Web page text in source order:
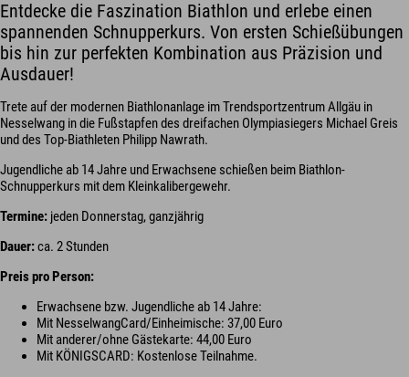
Entdecke die Faszination Biathlon und erlebe einen
spannenden Schnupperkurs. Von ersten Schießübungen
bis hin zur perfekten Kombination aus Präzision und
Ausdauer!
Trete auf der modernen Biathlonanlage im Trendsportzentrum Allgäu in
Nesselwang in die Fußstapfen des dreifachen Olympiasiegers Michael Greis
und des Top-Biathleten Philipp Nawrath.
Jugendliche ab 14 Jahre und Erwachsene schießen beim Biathlon-
Schnupperkurs mit dem Kleinkalibergewehr.
Termine: jeden Donnerstag, ganzjährig
Dauer:ca. 2 Stunden
Preis pro Person:
Erwachsene bzw. Jugendliche ab 14 Jahre:
Mit NesselwangCard/Einheimische: 37,00 Euro
Mit anderer/ohne Gästekarte: 44,00 Euro
Mit KÖNIGSCARD: Kostenlose Teilnahme.